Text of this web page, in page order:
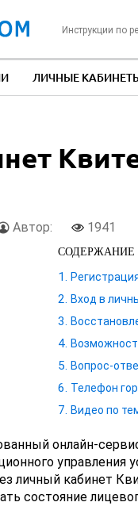
Инструкции по
ЛИЧНЫЕ
Автор: 1941
СОДЕРЖАНИЕ
Вход в
Вопрос-
Телефон
Видео по
онлайн-
управления
личный кабинет
состояние